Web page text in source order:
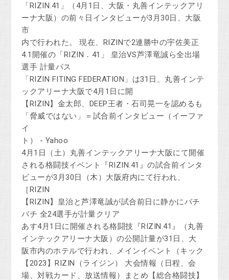
「RIZIN.41」（4月1日、大阪・丸善インテックアリ
ーナ大阪）の前々日インタビューが3月30日、大阪
市
内で行われた。 現在、RIZINで2連勝中の宇佐美正
4.1開催の「RIZIN．41」 皇治VS芦澤竜誠ら全出場
選手 計量パス
「RIZIN FITING FEDERATION」は31日、丸善インテ
ックアリーナ大阪で4月1日に開
【RIZIN】金太郎、DEEP王者・石司晃一を認めるも
「脅威ではない」＝試合前インタビュー（イーファ
イ
ト） - Yahoo
4月1日（土）丸善インテックアリーナ大阪にて開催
される格闘技イベント『RIZIN.41』の試合前インタ
ビューが3月30日（木）大阪府内にて行われ、
［RIZIN
【RIZIN】皇治と芦澤竜誠が試合前日に静かにバチ
バチ 全24選手が計量クリア
あす4月1日に開催される格闘技『RIZIN.41』（丸善
インテックアリーナ大阪）の公開計量が31日、大
阪市内のホテルで行われ、メインイベント（キック
【2023】RIZIN（ライジン） 大会情報（日程、会
場、対戦カード、放送情報）まとめ【総合格闘技】